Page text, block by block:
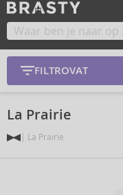
FILTROVAT
La Prairie
La Prairie